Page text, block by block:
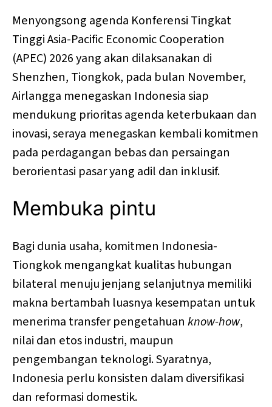
Menyongsong agenda Konferensi Tingkat
Tinggi Asia-Pacific Economic Cooperation
(APEC) 2026 yang akan dilaksanakan di
Shenzhen, Tiongkok, pada bulan November,
Airlangga menegaskan Indonesia siap
mendukung prioritas agenda keterbukaan dan
inovasi, seraya menegaskan kembali komitmen
pada perdagangan bebas dan persaingan
berorientasi pasar yang adil dan inklusif.
Membuka pintu
Bagi dunia usaha, komitmen Indonesia-
Tiongkok mengangkat kualitas hubungan
bilateral menuju jenjang selanjutnya memiliki
makna bertambah luasnya kesempatan untuk
menerima transfer pengetahuan know-how,
nilai dan etos industri, maupun
pengembangan teknologi. Syaratnya,
Indonesia perlu konsisten dalam diversifikasi
dan reformasi domestik.